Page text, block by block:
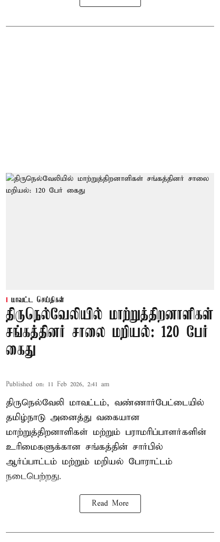
மாவட்ட செய்திகள்
திருநெல்வேலியில் மாற்றுத்திறனாளிகள்
சங்கத்தினர் சாலை மறியல்: 120 பேர்
கைது
Published on: 11 Feb 2026, 2:41 am
திருநெல்வேலி மாவட்டம், வண்ணார்பேட்டையில்
தமிழ்நாடு அனைத்து வகையான
மாற்றுத்திறனாளிகள் மற்றும் பராமரிப்பாளர்களின்
உரிமைகளுக்கான சங்கத்தின் சார்பில்
ஆர்ப்பாட்டம் மற்றும் மறியல் போராட்டம்
நடைபெற்றது.
Read More